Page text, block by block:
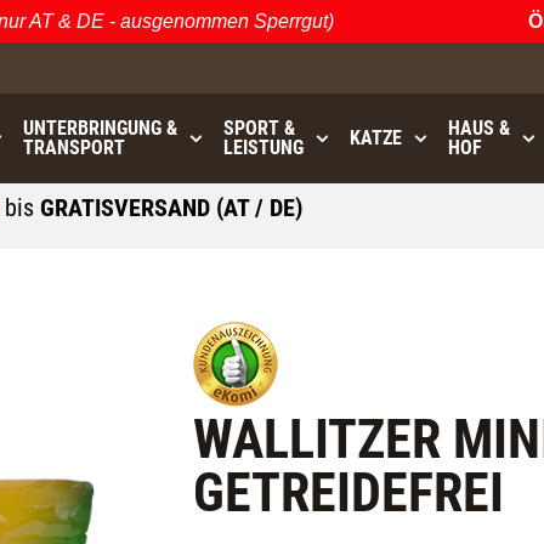
& DE - ausgenommen Sperrgut)
UNTERBRINGUNG &
TRANSPORT
SPORT &
LEISTUNG
KATZE
HAUS &
HOF
bisGRATISVERSAND (AT / DE)
WALLITZER
GETREIDEFREI